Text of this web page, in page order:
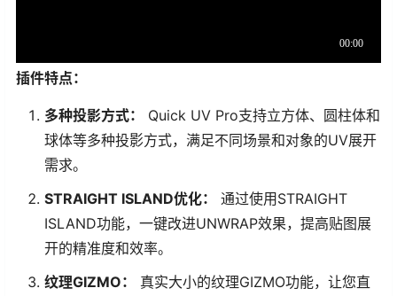
插件特点：
多种投影方式：
Quick UV Pro支持立方体、圆柱体和
球体等多种投影方式，满足不同场景和对象的UV展开
需求。
STRAIGHT ISLAND优化：
通过使用STRAIGHT
ISLAND功能，一键改进UNWRAP效果，提高贴图展
开的精准度和效率。
纹理GIZMO：
真实大小的纹理GIZMO功能，让您直